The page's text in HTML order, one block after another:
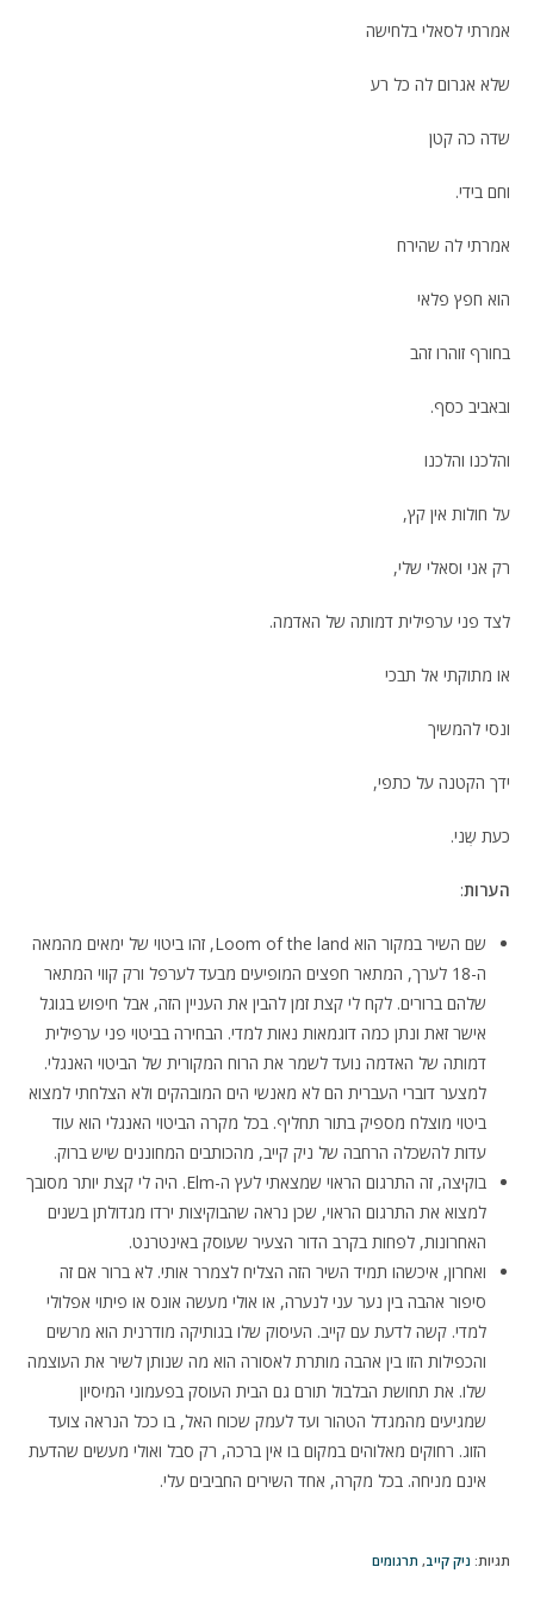
אמרתי לסאלי בלחישה
שלא אגרום לה כל רע
שדה כה קטן
וחם בידי.
אמרתי לה שהירח
הוא חפץ פלאי
בחורף זוהרו זהב
ובאביב כסף.
והלכנו והלכנו
על חולות אין קץ,
רק אני וסאלי שלי,
לצד פני ערפילית דמותה של האדמה.
או מתוקתי אל תבכי
ונסי להמשיך
ידך הקטנה על כתפי,
כעת שְני.
הערות:
שם השיר במקור הוא Loom of the land, זהו ביטוי של ימאים מהמאה
ה-18 לערך, המתאר חפצים המופיעים מבעד לערפל ורק קווי המתאר
שלהם ברורים. לקח לי קצת זמן להבין את העניין הזה, אבל חיפוש בגוגל
אישר זאת ונתן כמה דוגמאות נאות למדי. הבחירה בביטוי פני ערפילית
דמותה של האדמה נועד לשמר את הרוח המקורית של הביטוי האנגלי.
למצער דוברי העברית הם לא מאנשי הים המובהקים ולא הצלחתי למצוא
ביטוי מוצלח מספיק בתור תחליף. בכל מקרה הביטוי האנגלי הוא עוד
עדות להשכלה הרחבה של ניק קייב, מהכותבים המחוננים שיש ברוק.
בוקיצה, זה התרגום הראוי שמצאתי לעץ ה-Elm. היה לי קצת יותר מסובך
למצוא את התרגום הראוי, שכן נראה שהבוקיצות ירדו מגדולתן בשנים
האחרונות, לפחות בקרב הדור הצעיר שעוסק באינטרנט.
ואחרון, איכשהו תמיד השיר הזה הצליח לצמרר אותי. לא ברור אם זה
סיפור אהבה בין נער עני לנערה, או אולי מעשה אונס או פיתוי אפלולי
למדי. קשה לדעת עם קייב. העיסוק שלו בגותיקה מודרנית הוא מרשים
והכפילות הזו בין אהבה מותרת לאסורה הוא מה שנותן לשיר את העוצמה
שלו. את תחושת הבלבול תורם גם הבית העוסק בפעמוני המיסיון
שמגיעים מהמגדל הטהור ועד לעמק שכוח האל, בו ככל הנראה צועד
הזוג. רחוקים מאלוהים במקום בו אין ברכה, רק סבל ואולי מעשים שהדעת
אינם מניחה. בכל מקרה, אחד השירים החביבים עלי.
תגיות: ניק קייב, תרגומים